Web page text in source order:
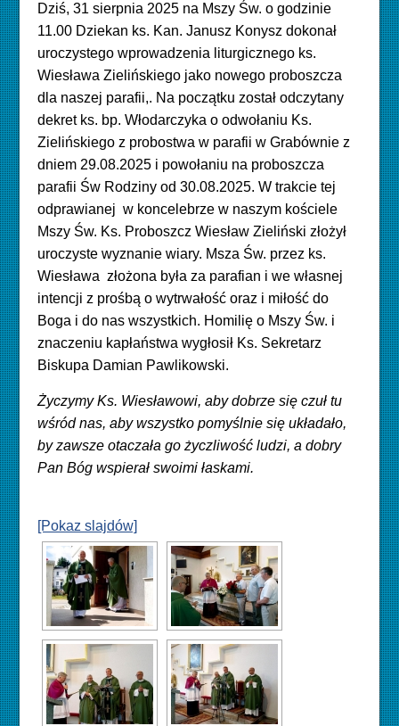
Dziś, 31 sierpnia 2025 na Mszy Św. o godzinie
11.00 Dziekan ks. Kan. Janusz Konysz dokonał
uroczystego wprowadzenia liturgicznego ks.
Wiesława Zielińskiego jako nowego proboszcza
dla naszej parafii,. Na początku został odczytany
dekret ks. bp. Włodarczyka o odwołaniu Ks.
Zielińskiego z probostwa w parafii w Grabównie z
dniem 29.08.2025 i powołaniu na proboszcza
parafii Św Rodziny od 30.08.2025. W trakcie tej
odprawianej w koncelebrze w naszym kościele
Mszy Św. Ks. Proboszcz Wiesław Zieliński złożył
uroczyste wyznanie wiary. Msza Św. przez ks.
Wiesława złożona była za parafian i we własnej
intencji z prośbą o wytrwałość oraz i miłość do
Boga i do nas wszystkich. Homilię o Mszy Św. i
znaczeniu kapłaństwa wygłosił Ks. Sekretarz
Biskupa Damian Pawlikowski.
Życzymy Ks. Wiesławowi, aby dobrze się czuł tu
wśród nas, aby wszystko pomyślnie się układało,
by zawsze otaczała go życzliwość ludzi, a dobry
Pan Bóg wspierał swoimi łaskami.
[Pokaz slajdów]